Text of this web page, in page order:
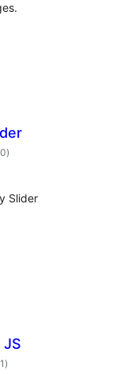
puntuacions
totals
)
Slider
JS
puntuacions
totals
)